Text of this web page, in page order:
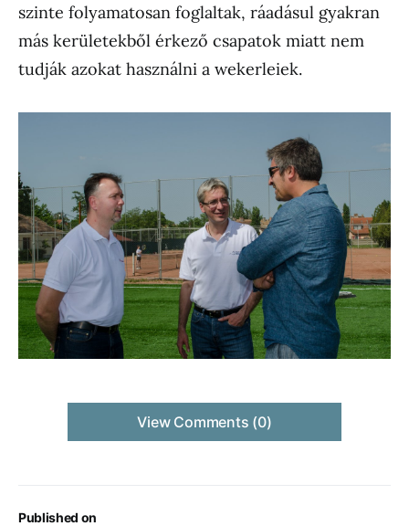
Published on
szinte folyamatosan foglaltak, ráadásul gyakran
más kerületekből érkező csapatok miatt nem
tudják azokat használni a wekerleiek.
View Comments (0)